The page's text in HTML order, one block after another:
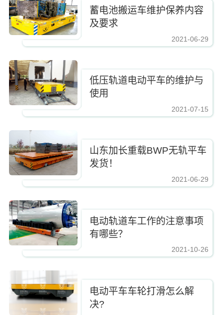
蓄电池搬运车维护保养内容
及要求
2021-06-29
低压轨道电动平车的维护与
使用
2021-07-15
山东加长重载BWP无轨平车
发货！
2021-06-29
电动轨道车工作的注意事项
有哪些？
2021-10-26
电动平车车轮打滑怎么解
决?